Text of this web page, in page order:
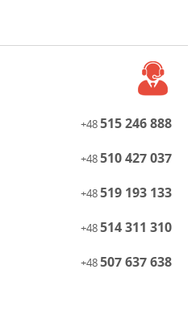
+48515 246 888
+48510 427 037
+48519 193 133
+48514 311 310
+48507 637 638